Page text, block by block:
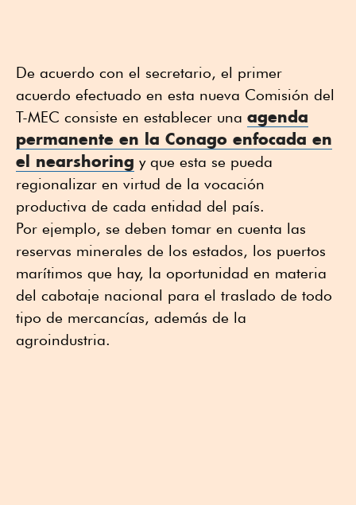
De acuerdo con el secretario, el primer
acuerdo efectuado en esta nueva Comisión del
T-MEC consiste en establecer una agenda
permanente en la Conago enfocada en
el nearshoring y que esta se pueda
regionalizar en virtud de la vocación
productiva de cada entidad del país.
Por ejemplo, se deben tomar en cuenta las
reservas minerales de los estados, los puertos
marítimos que hay, la oportunidad en materia
del cabotaje nacional para el traslado de todo
tipo de mercancías, además de la
agroindustria.